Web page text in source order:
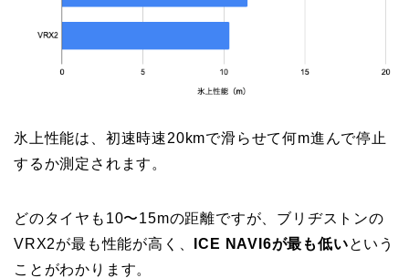
氷上性能は、初速時速20kmで滑らせて何m進んで停止
するか測定されます。
どのタイヤも10〜15mの距離ですが、ブリヂストンの
VRX2が最も性能が高く、
ICE NAVI6が最も低いという
ことがわかります。